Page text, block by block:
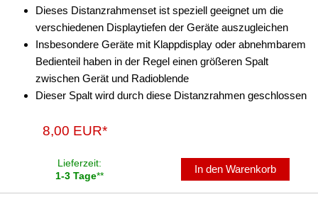
Dieses Distanzrahmenset ist speziell geeignet um die
verschiedenen Displaytiefen der Geräte auszugleichen
Insbesondere Geräte mit Klappdisplay oder abnehmbarem
Bedienteil haben in der Regel einen größeren Spalt
zwischen Gerät und Radioblende
Dieser Spalt wird durch diese Distanzrahmen geschlossen
8,00 EUR*
Lieferzeit:
1-3 Tage**
In den Warenkorb